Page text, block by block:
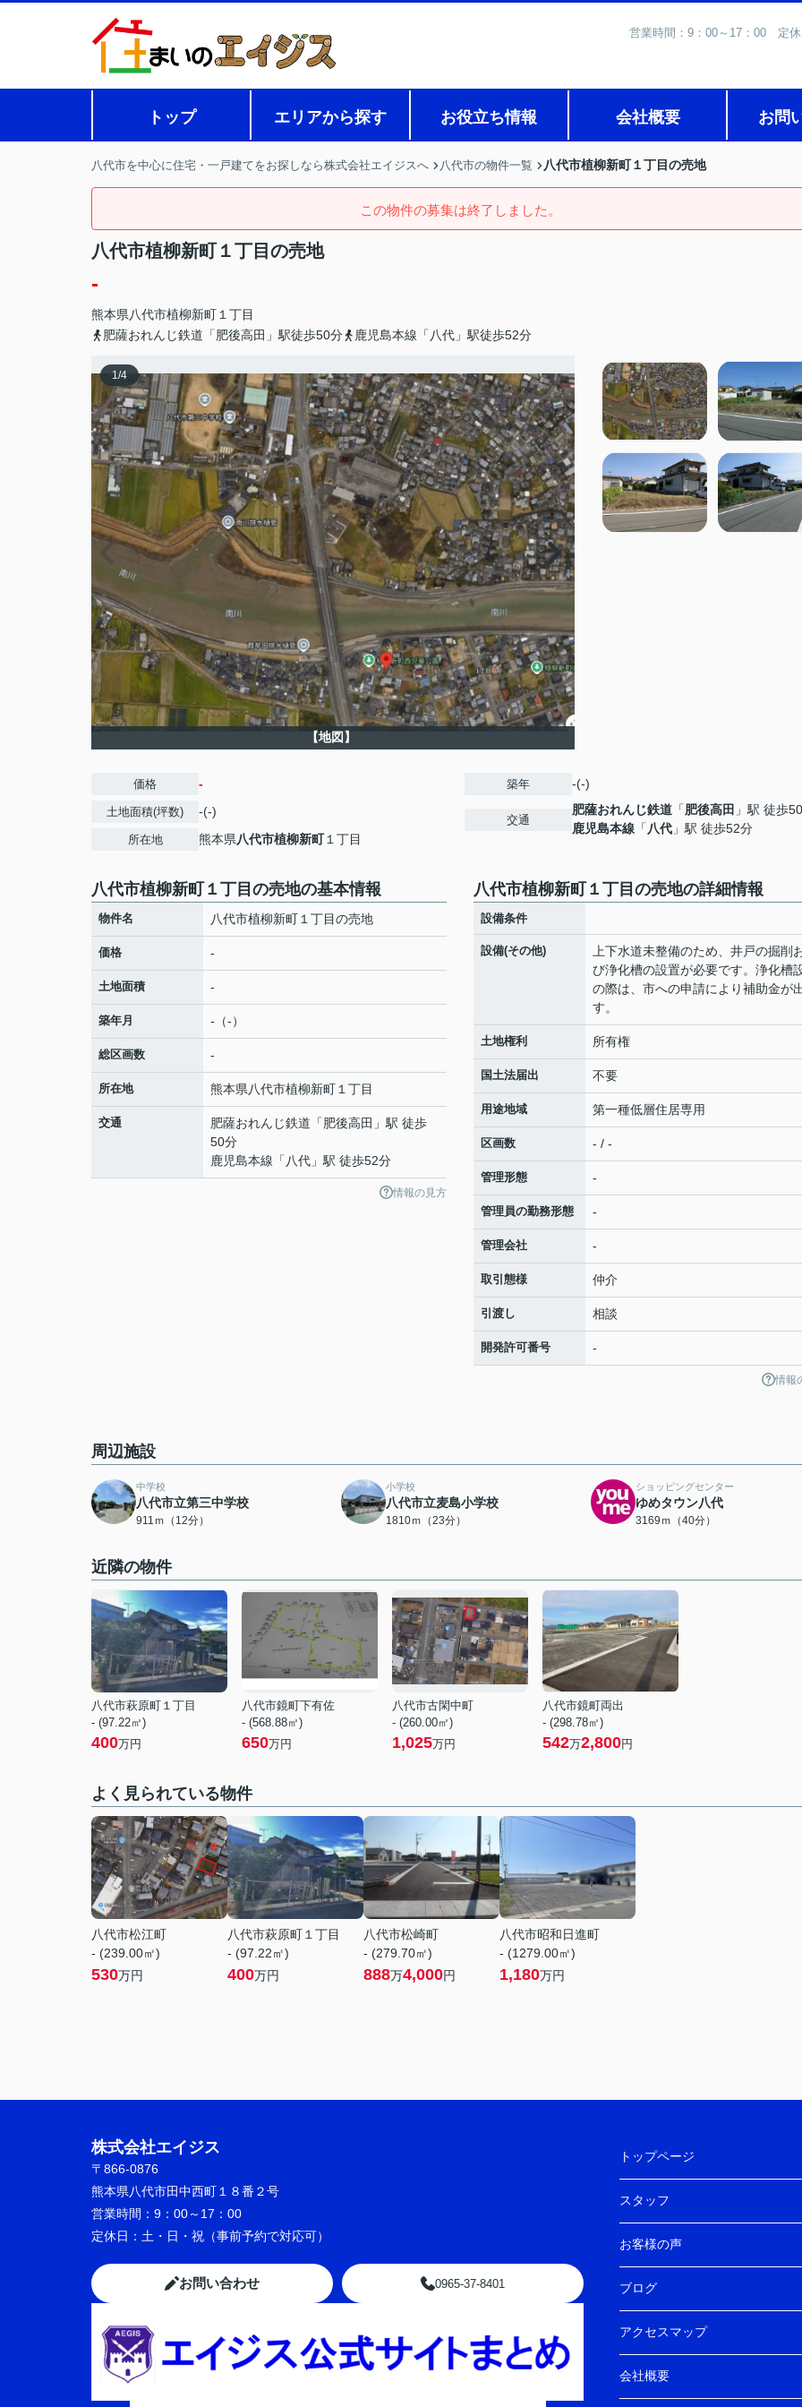
営業時間：9：00～17：00
トップ エリアから探す お役立ち情報 会社概要 お問
八代市を中心に住宅・一戸建てをお探しなら株式会社エイジスへ 八代市の物件一覧 八代市植柳新町１丁目の売地
この物件の募集は終了しました。
八代市植柳新町１丁目の売地
-
熊本県八代市植柳新町 １丁目
肥薩おれんじ鉄道「肥後高田」駅徒歩50分
鹿児島本線「八代」駅徒歩52分
1/4
【地図】
価格 -
土地面積(坪数) -(-)
所在地 熊本県八代市植柳新町１丁目
築年 -(-)
交通
肥薩おれんじ鉄道 「肥後高田 」駅 徒歩
鹿児島本線 「 八代 」駅 徒歩52分
八代市植柳新町１丁目の売地の基本情報
物件名 八代市植柳新町１丁目の売地
価格 -
土地面積 -
築年月 -（-）
総区画数 -
所在地 熊本県八代市植柳新町 １丁目
交通 肥薩おれんじ鉄道 「 肥後高田 」駅 徒歩
50分
鹿児島本線 「 八代 」駅 徒歩52分
情報の見方
八代市植柳新町１丁目の売地の詳細情報
設備条件
設備(その他)
上下水道未整備のため、井戸の掘削
び浄化槽の設置が必要です。浄化槽
の際は、市への申請により補助金が
す。
土地権利 所有権
国土法届出 不要
用途地域 第一種低層住居専用
区画数 - / -
管理形態 -
管理員の勤務形態 -
管理会社 -
取引態様 仲介
引渡し 相談
開発許可番号 -
情報
周辺施設
中学校
八代市立第三中学校
911ｍ（12分）
小学校
八代市立麦島小学校
1810ｍ（23分）
ショッピングセンター
ゆめタウン八代
3169ｍ（40分）
近隣の物件
八代市萩原町１丁目
- (97.22㎡)
400万円
八代市鏡町下有佐
- (568.88㎡)
650万円
八代市古閑中町
- (260.00㎡)
1,025万円
八代市鏡町両出
- (298.78㎡)
542万2,800円
よく見られている物件
八代市松江町
- (239.00㎡)
530万円
八代市萩原町１丁目
- (97.22㎡)
400万円
八代市松崎町
- (279.70㎡)
888万4,000円
八代市昭和日進町
- (1279.00㎡)
1,180万円
株式会社エイジス
〒866-0876
熊本県八代市田中西町１８番２号
営業時間： 9：00～17：00
定休日： 土・日・祝（事前予約で対応可）
お問い合わせ 0965-37-8401
トップページ
スタッフ
お客様の声
ブログ
アクセスマップ
会社概要